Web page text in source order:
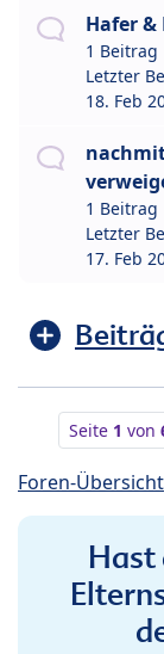
Hafer &
1 Beitrag
Letzter
18. Feb
1 Beitrag
Letzter
17. Feb
Seite 1 von
Foren-Übersicht
Hast